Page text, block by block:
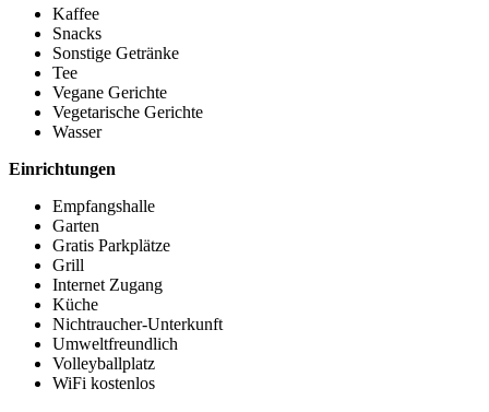
Kaffee
Snacks
Sonstige Getränke
Tee
Vegane Gerichte
Vegetarische Gerichte
Wasser
Einrichtungen
Empfangshalle
Garten
Gratis Parkplätze
Grill
Internet Zugang
Küche
Nichtraucher-Unterkunft
Umweltfreundlich
Volleyballplatz
WiFi kostenlos